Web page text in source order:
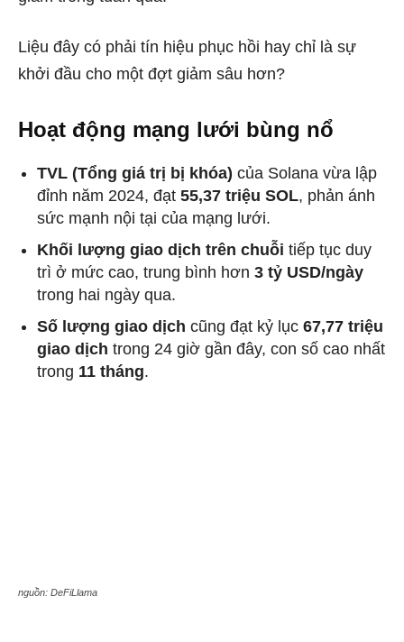
Liệu đây có phải tín hiệu phục hồi hay chỉ là sự
khởi đầu cho một đợt giảm sâu hơn?
Hoạt động mạng lưới bùng nổ
TVL (Tổng giá trị bị khóa) của Solana vừa lập
đỉnh năm 2024, đạt 55,37 triệu SOL, phản ánh
sức mạnh nội tại của mạng lưới.
Khối lượng giao dịch trên chuỗi tiếp tục duy
trì ở mức cao, trung bình hơn 3 tỷ USD/ngày
trong hai ngày qua.
Số lượng giao dịch cũng đạt kỷ lục 67,77 triệu
giao dịch trong 24 giờ gần đây, con số cao nhất
trong 11 tháng.
nguồn: DeFiLlama